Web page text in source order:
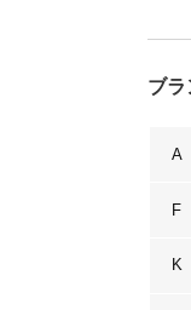
ブラ
A
F
K